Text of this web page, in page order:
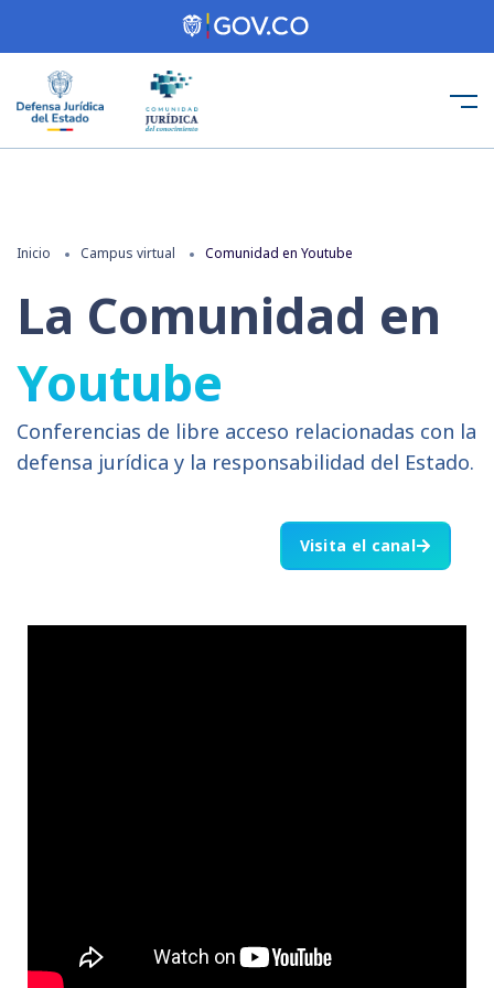
Inicio Campus virtual Comunidad en Youtube
La Comunidad en
Youtube
Conferencias de libre acceso relacionadas con la
defensa jurídica y la responsabilidad del Estado.
Visita el canal